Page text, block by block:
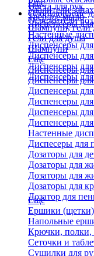
Паста для рук
Твердое мыло
Шампуни, гели
Гели для душа
Шампуни
Удалители
Освежители
Еще
Оборудование
Диспенсеры
Настенные
Диспенсеры
Диспенсеры
Диспенсеры
Диспенсеры
Еще
Диспенсеры
Диспенсеры
Диспенсеры
Диспенсеры
Диспенсеры
Диспенсеры
Настенные
Диспесеры для
Дозаторы для
Дозаторы для
Дозаторы для
Дозаторы для
Дозатор для
Еще
Ершики
Напольные
Крючки, полки,
Сеточки и
Сушилки для